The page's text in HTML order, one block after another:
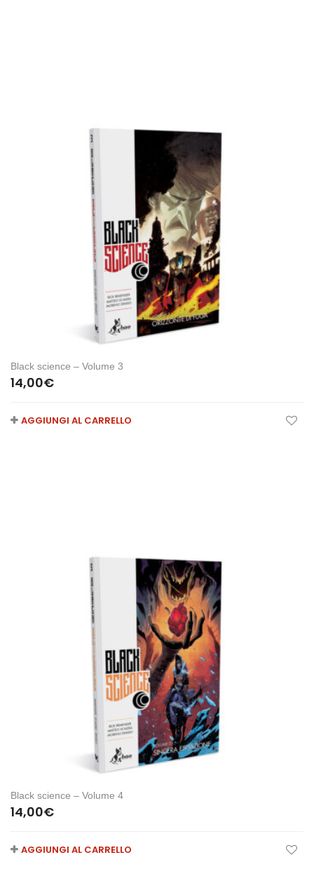
Black science – Volume 3
14,00€
AGGIUNGI AL CARRELLO
Black science – Volume 4
14,00€
AGGIUNGI AL CARRELLO